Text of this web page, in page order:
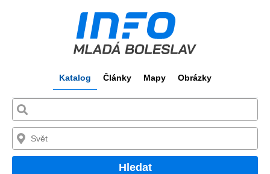
Katalog Články Mapy Obrázky
Hledat